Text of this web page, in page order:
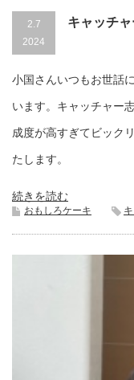
2.7
2024
キャッチ
小国さんいつもお世話
います。キャッチャー
成度が高すぎてビック
たします。
続きを読む
おもしろケーキ